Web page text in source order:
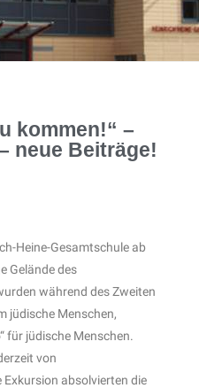
kommen!“ –
neue Beiträge!
Heine-Gesamtschule ab
Gelände des
während des Zweiten
jüdische Menschen,
für jüdische Menschen.
von
absolvierten die